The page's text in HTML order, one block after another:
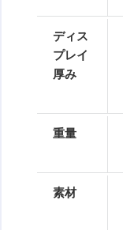
ディス
プレイ
厚み
重量
素材